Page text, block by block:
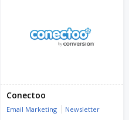
Încearcă Retargeting chiar acum!
Conectoo
Email Marketing Newsletter